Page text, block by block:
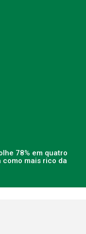
78% em quatro
como mais rico da